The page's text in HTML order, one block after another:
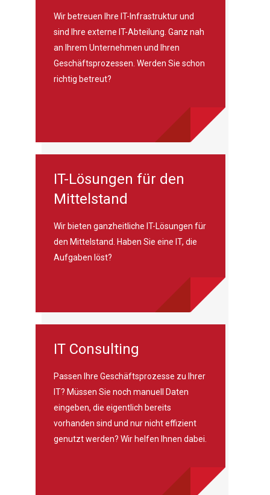
Wir betreuen Ihre IT-Infrastruktur und
sind Ihre externe IT-Abteilung. Ganz nah
an Ihrem Unternehmen und Ihren
Geschäftsprozessen. Werden Sie schon
richtig betreut?
IT-Lösungen für den
Mittelstand
Wir bieten ganzheitliche IT-Lösungen für
den Mittelstand. Haben Sie eine IT, die
Aufgaben löst?
IT Consulting
Passen Ihre Geschäftsprozesse zu Ihrer
IT? Müssen Sie noch manuell Daten
eingeben, die eigentlich bereits
vorhanden sind und nur nicht effizient
genutzt werden? Wir helfen Ihnen dabei.